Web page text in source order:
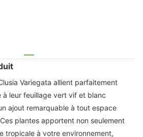
Variegata allient parfaitement
leur feuillage vert vif et blanc
ajout remarquable à tout espace
plantes apportent non seulement
tropicale à votre environnement,